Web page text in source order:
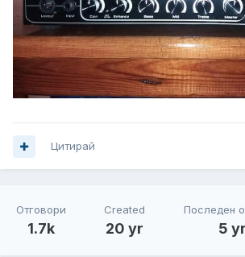
Цитирай
Отговори
1.7k
Created
20 yr
Последен
5 yr